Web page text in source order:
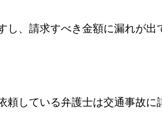
、請求すべき金額に漏れが出
している弁護士は交通事故に